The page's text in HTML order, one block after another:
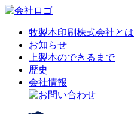
牧製本印刷株式会社とは
お知らせ
上製本のできるまで
歴史
会社情報